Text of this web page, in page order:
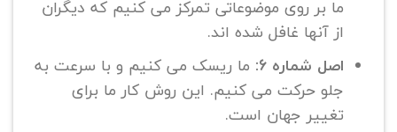
ما بر روی موضوعاتی تمرکز می کنیم که دیگران
از آنها غافل شده اند.
اصل شماره 6:
ما ریسک می کنیم و با سرعت به
جلو حرکت می کنیم. این روش کار ما برای
تغییر جهان است.